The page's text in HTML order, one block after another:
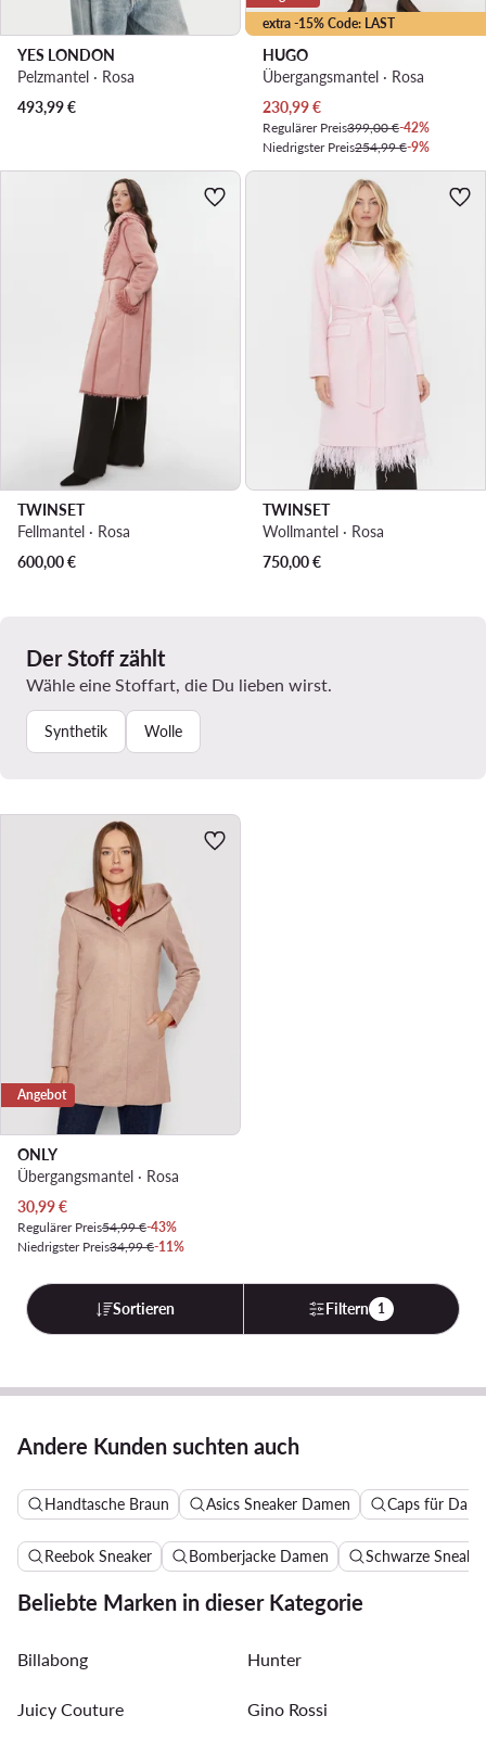
YES LONDON
Pelzmantel · Rosa
493,99€
extra -15% Code: LAST
HUGO
Übergangsmantel · Rosa
Aktueller Preis
230,99€
Regulärer Preis399,00 €-42%
Niedrigster Preis254,99 €-9%
TWINSET
Fellmantel · Rosa
600,00€
TWINSET
Wollmantel · Rosa
750,00€
Der Stoff zählt
Wähle eine Stoffart, die Du lieben wirst.
Synthetik Wolle
Angebot
ONLY
Übergangsmantel · Rosa
Aktueller Preis
30,99€
Regulärer Preis54,99 €-43%
Niedrigster Preis34,99 €-11%
Sortieren Filtern 1
Andere Kunden suchten auch
Handtasche Braun Asics Sneaker Damen Caps für
Reebok Sneaker Bomberjacke Damen Schwarze
Beliebte Marken in dieser Kategorie
Billabong Hunter
Juicy Couture Gino Rossi